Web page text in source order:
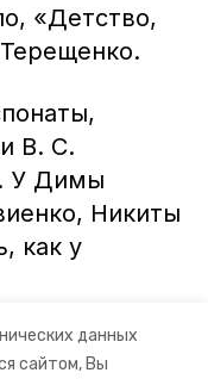
данных
сайтом, Вы
«Детство,
В. С.
У Димы
Никиты
как у